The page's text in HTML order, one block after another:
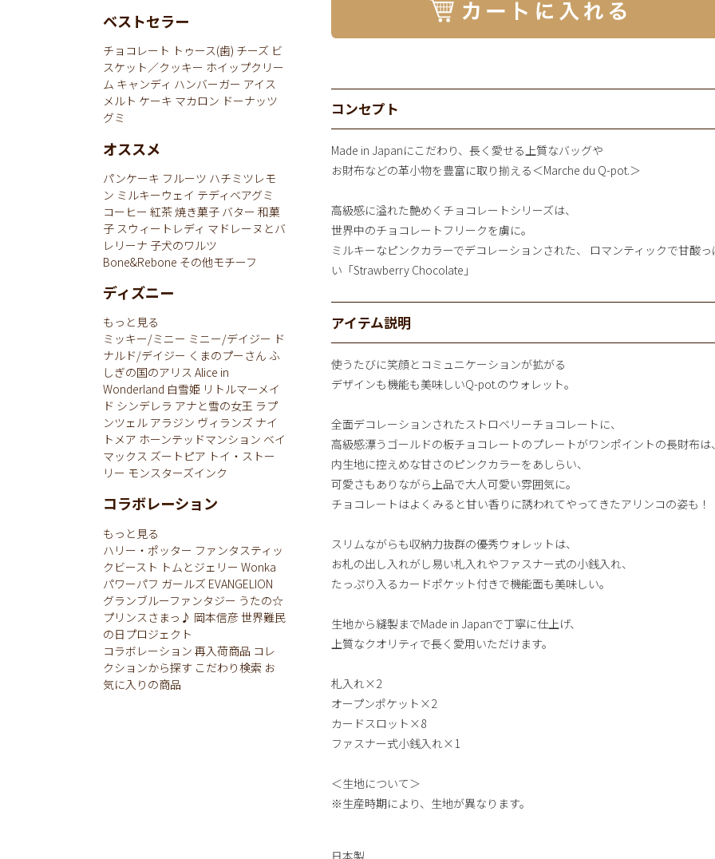
コンセプト
Made in Japanにこだわり、長く愛せる上質なバッグや
お財布などの革小物を豊富に取り揃える＜Marche du Q-pot.＞
高級感に溢れた艶めくチョコレートシリーズは、
世界中のチョコレートフリークを虜に。
ミルキーなピンクカラーでデコレーションされた、 ロマンティックで甘酸っ
い「Strawberry Chocolate」
アイテム説明
使うたびに笑顔とコミュニケーションが拡がる
デザインも機能も美味しいQ-pot.のウォレット。
全面デコレーションされたストロベリーチョコレートに、
高級感漂うゴールドの板チョコレートのプレートがワンポイントの長財布は
内生地に控えめな甘さのピンクカラーをあしらい、
可愛さもありながら上品で大人可愛い雰囲気に。
チョコレートはよくみると甘い香りに誘われてやってきたアリンコの姿も！
スリムながらも収納力抜群の優秀ウォレットは、
お札の出し入れがし易い札入れやファスナー式の小銭入れ、
たっぷり入るカードポケット付きで機能面も美味しい。
生地から縫製までMade in Japanで丁寧に仕上げ、
上質なクオリティで長く愛用いただけます。
札入れ×2
オープンポケット×2
カードスロット×8
ファスナー式小銭入れ×1
＜生地について＞
※生産時期により、生地が異なります。
日本製
ベストセラー
チョコレート トゥース(歯) チーズ ビ
スケット／クッキー ホイップクリー
ム キャンディ ハンバーガー アイス
メルト ケーキ マカロン ドーナッツ
グミ
オススメ
パンケーキ フルーツ ハチミツレモ
ン ミルキーウェイ テディベアグミ
コーヒー 紅茶焼き菓子 バター 和菓
子 スウィートレディ マドレーヌとバ
レリーナ 子犬のワルツ
Bone&Rebone その他モチーフ
ディズニー
もっと見る
ミッキー/ミニー ミニー/デイジー ド
ナルド/デイジー くまのプーさん ふ
しぎの国のアリス Alice in
Wonderland 白雪姫 リトルマーメイ
ド シンデレラ アナと雪の女王 ラプ
ンツェル アラジン ヴィランズ ナイ
トメア ホーンテッドマンション ベイ
マックス ズートピア トイ・ストー
リー モンスターズインク
コラボレーション
もっと見る
ハリー・ポッター ファンタスティッ
クビースト トムとジェリー Wonka
パワーパフ ガールズ EVANGELION
グランブルーファンタジー うたの☆
プリンスさまっ♪ 岡本信彦世界難民
の日プロジェクト
コラボレーション 再入荷商品 コレ
クションから探す こだわり検索 お
気に入りの商品